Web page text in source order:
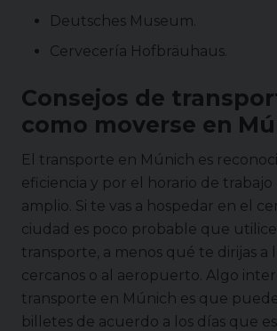
Deutsches Museum.
Cervecería Hofbräuhaus.
Consejos de
como moverse en
El transporte en Múnich es
eficiencia y por el horario de trabajo
amplio. Si te vas a hospedar en el
ciudad es poco probable que
transporte, a menos qué te dirijas a
cercanos o al aeropuerto. Algo
transporte en Múnich es que
billetes de acuerdo a los días que